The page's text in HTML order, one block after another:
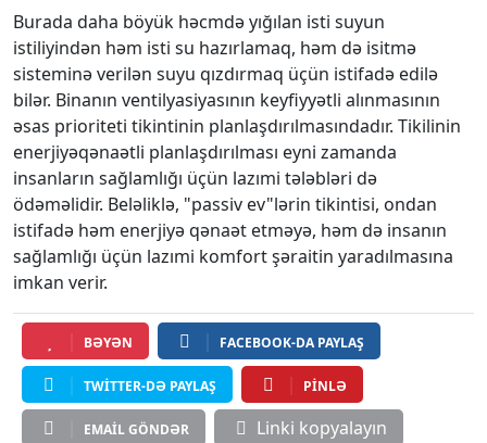
Burada daha böyük həcmdə yığılan isti suyun
istiliyindən həm isti su hazırlamaq, həm də isitmə
sisteminə verilən suyu qızdırmaq üçün istifadə edilə
bilər. Binanın ventilyasiyasının keyfiyyətli alınmasının
əsas prioriteti tikintinin planlaşdırılmasındadır. Tikilinin
enerjiyəqənaətli planlaşdırılması eyni zamanda
insanların sağlamlığı üçün lazımi tələbləri də
ödəməlidir. Beləliklə, "passiv ev"lərin tikintisi, ondan
istifadə həm enerjiyə qənaət etməyə, həm də insanın
sağlamlığı üçün lazımi komfort şəraitin yaradılmasına
imkan verir.
BƏYƏN FACEBOOK-DA PAYLAŞ
TWITTER-DƏ PAYLAŞ PINLƏ
EMAIL GÖNDƏR Linki kopyalayın